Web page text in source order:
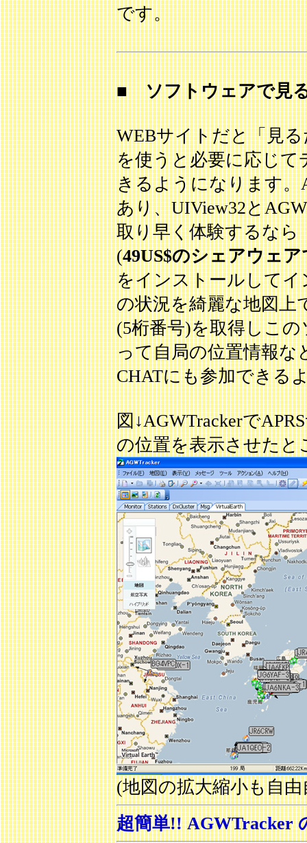
です。
■ ソフトウェアで見
WEBサイトだと「見
を使うと必要に応じて
きるようになります。
あり、UIView32と
取り早く体験するな
(49US$のシェアウェア
をインストールして
の状況を綺麗な地図上
(5桁番号)を取得しこ
って自局の位置情報な
CHATにも参加できる
図↓AGWTrackerで
の位置を表示させたと
(地図の拡大縮小も自由
超簡単!! AGWTracker